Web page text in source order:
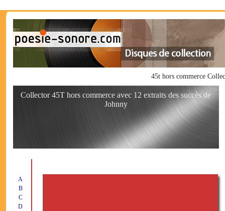
45t hors commerce
Collector 45T hors commerce avec 12 extraits des succès de
Johnny
A
B
C
D